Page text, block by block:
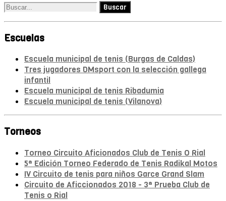
Escuelas
Escuela municipal de tenis (Burgas de Caldas)
Tres jugadores DMsport con la selección gallega
infantil
Escuela municipal de tenis Ribadumia
Escuela municipal de tenis (Vilanova)
Torneos
Torneo Circuito Aficionados Club de Tenis O Rial
5ª Edición Torneo Federado de Tenis Radikal Motos
IV Circuito de tenis para niños Garce Grand Slam
Circuito de Aficcionados 2018 - 3ª Prueba Club de
Tenis o Rial